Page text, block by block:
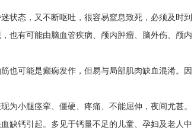
状态，又不断呕吐，很容易窒息致死，必须及时到
也有可能由脑血管疾病、颅内肿瘤、脑外伤、颅内
也可能是癫痫发作，但易与局部肌肉缺血混淆。因
为小腿痉挛、僵硬、疼痛、不能屈伸，夜间尤甚。
缺钙引起。多见于钙量不足的儿童、孕妇及老人中